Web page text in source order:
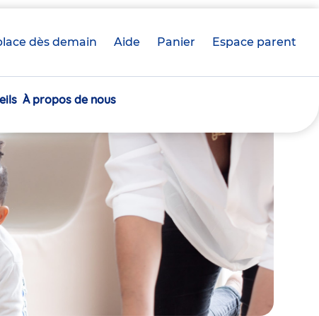
dès demain Aide Panier crèche(s)
Espace parent
À propos de nous